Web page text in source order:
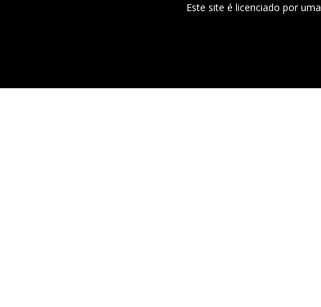
Este site é licenciado por